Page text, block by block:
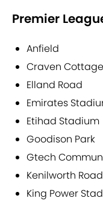
Premier
Anfield
Craven Cottage
Elland Road
Emirates
Etihad Stadium
Goodison Park
Gtech
Kenilworth
King Power